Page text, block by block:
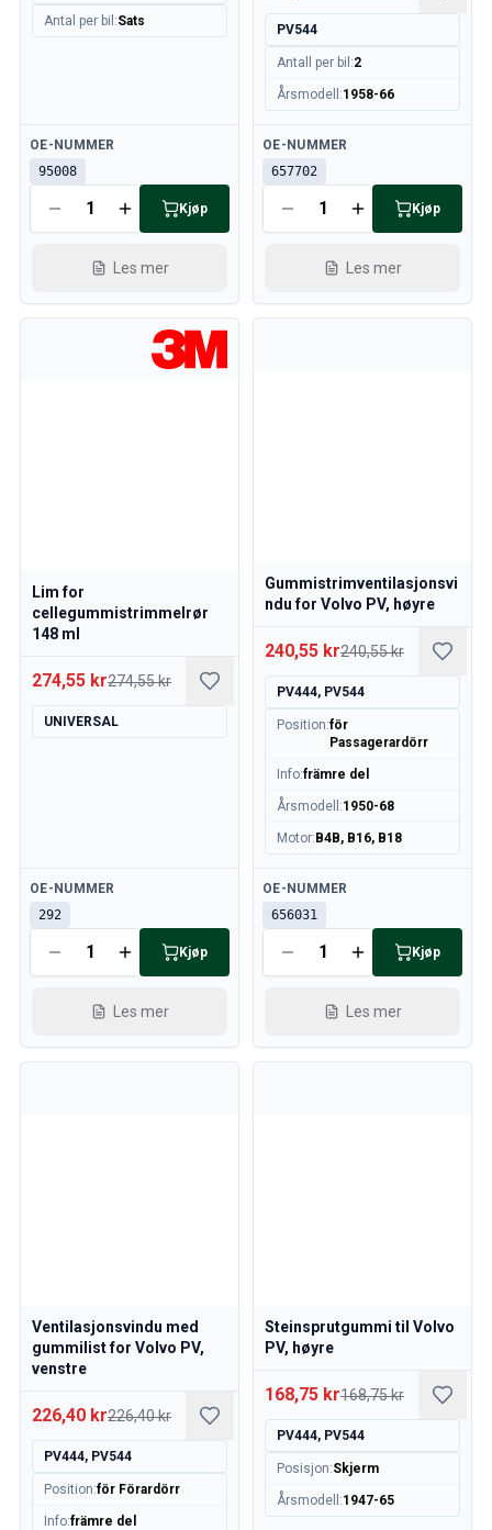
Antal per bil :Sats
Tilgjengelig
OE-NUMMER
95008
Kjøp
Les mer
PV544
Antall per bil :2
Årsmodell :1958-66
Tilgjengelig
OE-NUMMER
657702
Kjøp
Les mer
Lim for
cellegummistrimmelrør
148 ml
274,55 kr274,55 kr
UNIVERSAL
Tilgjengelig
OE-NUMMER
292
Kjøp
Les mer
Gummistrimventilasjonsvi
ndu for Volvo PV, høyre
240,55 kr240,55 kr
PV444, PV544
Position:för
Passagerardörr
Info:främre del
Årsmodell :1950-68
Motor: B4B, B16, B18
Tilgjengelig
OE-NUMMER
656031
Kjøp
Les mer
Ventilasjonsvindu med
gummilist for Volvo PV,
venstre
226,40 kr226,40 kr
PV444, PV544
Position:för Förardörr
Info:främre del
Steinsprutgummi til Volvo
PV, høyre
168,75 kr168,75 kr
PV444, PV544
Posisjon:Skjerm
Årsmodell :1947-65